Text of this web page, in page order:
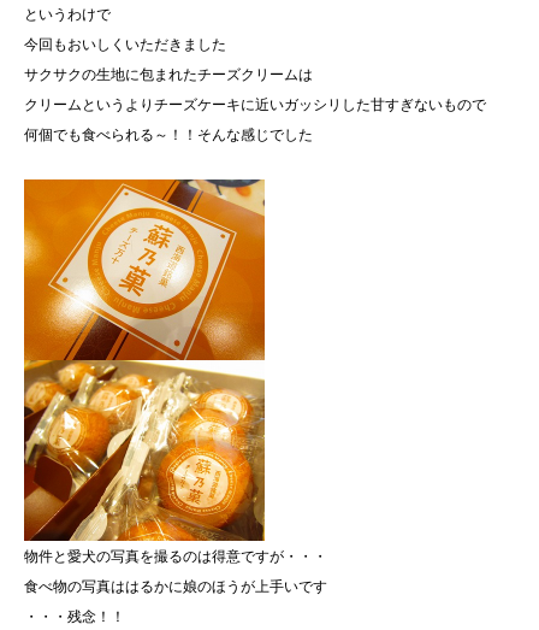
というわけで
今回もおいしくいただきました
サクサクの生地に包まれたチーズクリームは
クリームというよりチーズケーキに近いガッシリした甘すぎないもので
何個でも食べられる～！！そんな感じでした
物件と愛犬の写真を撮るのは得意ですが・・・
食べ物の写真ははるかに娘のほうが上手いです
・・・残念！！